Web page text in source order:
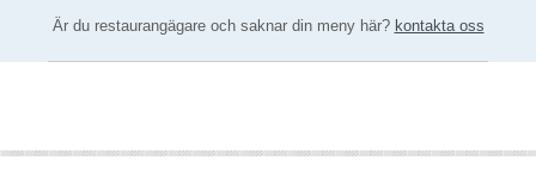
Är du restaurangägare och saknar din meny här? kontakta oss